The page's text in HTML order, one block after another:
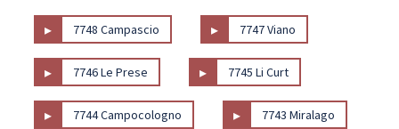
▸ 7748 Campascio ▸ 7747 Viano
▸ 7746 Le Prese ▸ 7745 Li Curt
▸ 7744 Campocologno ▸ 7743 Miralago